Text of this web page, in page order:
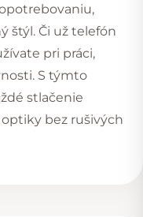
,
štýl. Či už telefón
pri práci,
S týmto
stlačenie
bez rušivých